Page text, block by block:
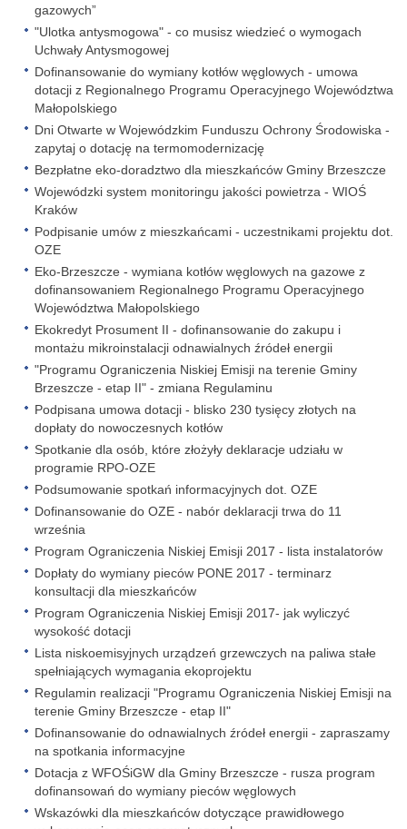
gazowych”
"Ulotka antysmogowa" - co musisz wiedzieć o wymogach
Uchwały Antysmogowej
Dofinansowanie do wymiany kotłów węglowych - umowa
dotacji z Regionalnego Programu Operacyjnego Województwa
Małopolskiego
Dni Otwarte w Wojewódzkim Funduszu Ochrony Środowiska -
zapytaj o dotację na termomodernizację
Bezpłatne eko-doradztwo dla mieszkańców Gminy Brzeszcze
Wojewódzki system monitoringu jakości powietrza - WIOŚ
Kraków
Podpisanie umów z mieszkańcami - uczestnikami projektu dot.
OZE
Eko-Brzeszcze - wymiana kotłów węglowych na gazowe z
dofinansowaniem Regionalnego Programu Operacyjnego
Województwa Małopolskiego
Ekokredyt Prosument II - dofinansowanie do zakupu i
montażu mikroinstalacji odnawialnych źródeł energii
"Programu Ograniczenia Niskiej Emisji na terenie Gminy
Brzeszcze - etap II" - zmiana Regulaminu
Podpisana umowa dotacji - blisko 230 tysięcy złotych na
dopłaty do nowoczesnych kotłów
Spotkanie dla osób, które złożyły deklaracje udziału w
programie RPO-OZE
Podsumowanie spotkań informacyjnych dot. OZE
Dofinansowanie do OZE - nabór deklaracji trwa do 11
września
Program Ograniczenia Niskiej Emisji 2017 - lista instalatorów
Dopłaty do wymiany pieców PONE 2017 - terminarz
konsultacji dla mieszkańców
Program Ograniczenia Niskiej Emisji 2017- jak wyliczyć
wysokość dotacji
Lista niskoemisyjnych urządzeń grzewczych na paliwa stałe
spełniających wymagania ekoprojektu
Regulamin realizacji "Programu Ograniczenia Niskiej Emisji na
terenie Gminy Brzeszcze - etap II"
Dofinansowanie do odnawialnych źródeł energii - zapraszamy
na spotkania informacyjne
Dotacja z WFOŚiGW dla Gminy Brzeszcze - rusza program
dofinansowań do wymiany pieców węglowych
Wskazówki dla mieszkańców dotyczące prawidłowego